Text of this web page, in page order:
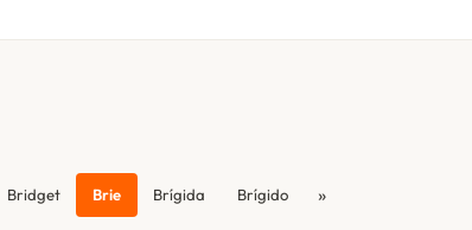
Bridget Brie Brígida Brígido »